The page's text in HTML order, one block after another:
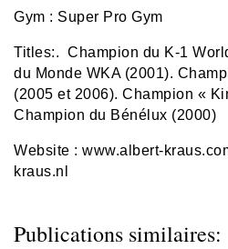
Gym : Super Pro Gym
Titles:. Champion du K-1
du Monde WKA (2001).
(2005 et 2006). Champion «
Champion du Bénélux (2000)
Website : www.albert-
kraus.nl
Publications similaires: